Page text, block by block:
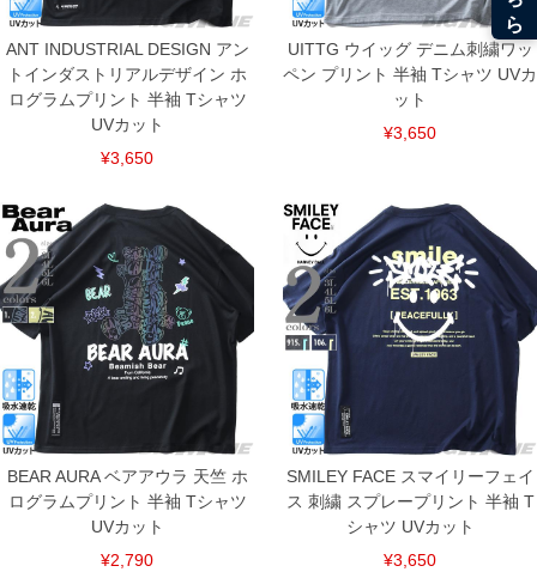
COLOR VARIATION
ANT INDUSTRIAL DESIGN アン
トインダストリアルデザイン ホ
ログラムプリント 半袖 Tシャツ
UVカット
¥3,650
UITTG ウイッグ デニム刺繍ワッ
ペン プリント 半袖 Tシャツ UVカ
ット
¥3,650
BEAR AURA ベアアウラ 天竺 ホ
ログラムプリント 半袖 Tシャツ
UVカット
¥2,790
SMILEY FACE スマイリーフェイ
ス 刺繍 スプレープリント 半袖 T
シャツ UVカット
¥3,650